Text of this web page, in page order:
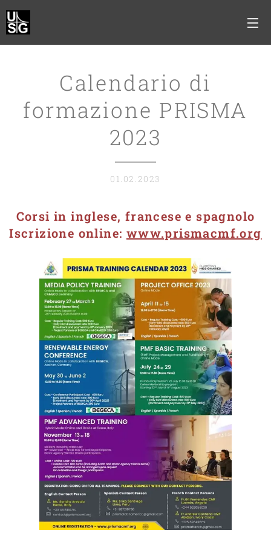
Calendario di
formazione PRISMA
2023
01.02.2023
Corsi in inglese, francese e spagnolo
Iscrizione online: www.prismacmf.org